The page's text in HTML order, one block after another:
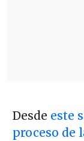
Desde este
proceso de